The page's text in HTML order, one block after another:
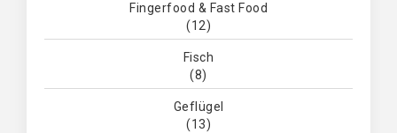
Fingerfood & Fast Food
(12)
Fisch
(8)
Geflügel
(13)